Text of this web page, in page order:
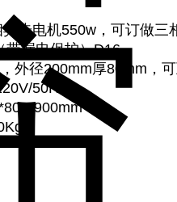
步电机550w，可订做三
带漏电保护）D16
外径200mm厚80mm，
50HZ